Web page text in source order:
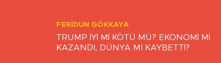
FERIDUN GÖKKAYA
TRUMP İYİ Mİ KÖTÜ MÜ? EKONOMİ Mİ
KAZANDI, DÜNYA MI KAYBETTİ?